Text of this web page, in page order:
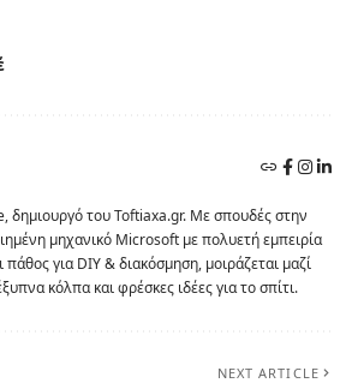
δημιουργό του Toftiaxa.gr. Με σπουδές στην
μηχανικό Microsoft με πολυετή εμπειρία
για DIY & διακόσμηση, μοιράζεται μαζί
κόλπα και φρέσκες ιδέες για το σπίτι.
NEXT ARTICLE